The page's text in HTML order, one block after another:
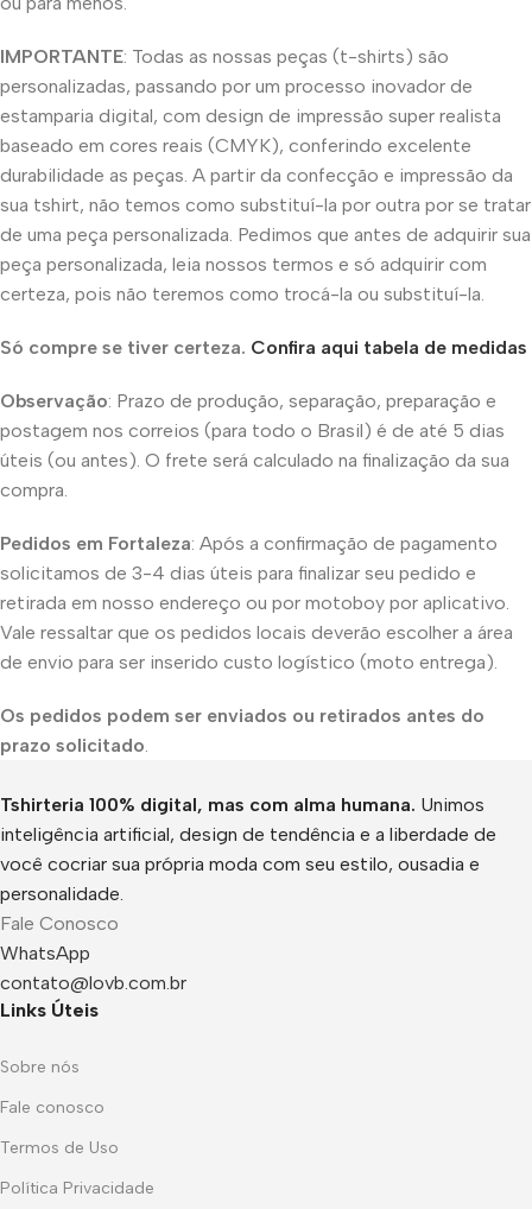
IMPORTANTE: Todas as nossas peças (t-shirts) são
personalizadas, passando por um processo inovador de
estamparia digital, com design de impressão super realista
baseado em cores reais (CMYK), conferindo excelente
durabilidade as peças. A partir da confecção e impressão da
sua tshirt, não temos como substituí-la por outra por se tratar
de uma peça personalizada. Pedimos que antes de adquirir sua
peça personalizada, leia nossos termos e só adquirir com
certeza, pois não teremos como trocá-la ou substituí-la.
Só compre se tiver certeza. Confira aqui tabela de medidas
Observação: Prazo de produção, separação, preparação e
postagem nos correios (para todo o Brasil) é de até 5 dias
úteis (ou antes). O frete será calculado na finalização da sua
compra.
Pedidos em Fortaleza: Após a confirmação de pagamento
solicitamos de 3-4 dias úteis para finalizar seu pedido e
retirada em nosso endereço ou por motoboy por aplicativo.
Vale ressaltar que os pedidos locais deverão escolher a área
de envio para ser inserido custo logístico (moto entrega).
Os pedidos podem ser enviados ou retirados antes do
prazo solicitado.
Tshirteria 100% digital, mas com alma humana. Unimos
inteligência artificial, design de tendência e a liberdade de
você cocriar sua própria moda com seu estilo, ousadia e
personalidade.
Fale Conosco
WhatsApp
contato@lovb.com.br
Links Úteis
Sobre nós
Fale conosco
Termos de Uso
Política Privacidade